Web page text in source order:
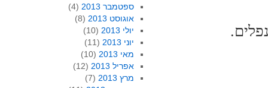
ספטמבר 2013
(4)
אוגוסט 2013
(8)
יולי 2013
(10)
יוני 2013
(11)
מאי 2013
(10)
אפריל 2013
(12)
מרץ 2013
(7)